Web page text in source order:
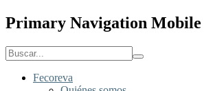
Primary Navigation Mobile
Fecoreva